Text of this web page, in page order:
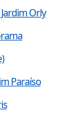
Jardim Orly
Paraíso